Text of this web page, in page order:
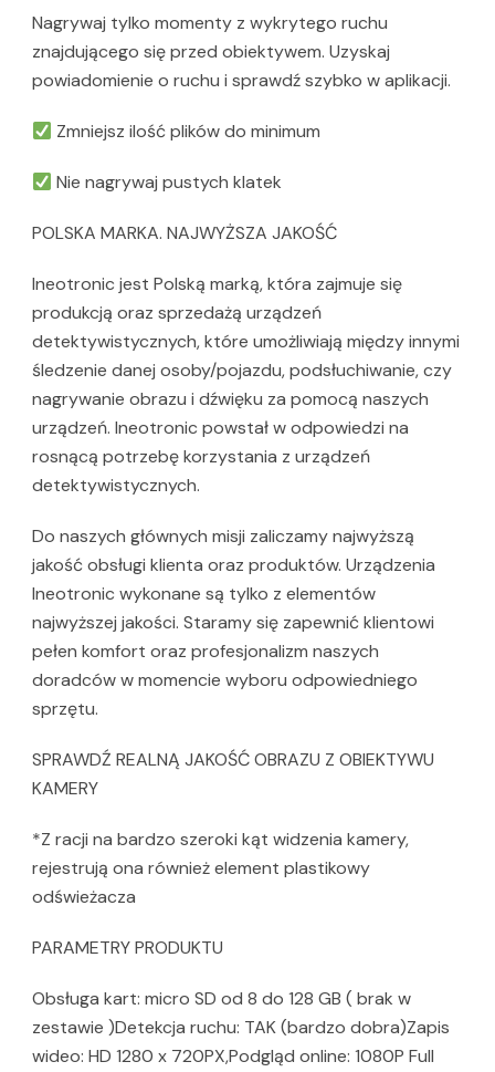
Nagrywaj tylko momenty z wykrytego ruchu
znajdującego się przed obiektywem. Uzyskaj
powiadomienie o ruchu i sprawdź szybko w aplikacji.
Zmniejsz ilość plików do minimum
Nie nagrywaj pustych klatek
POLSKA MARKA. NAJWYŻSZA JAKOŚĆ
Ineotronic jest Polską marką, która zajmuje się
produkcją oraz sprzedażą urządzeń
detektywistycznych, które umożliwiają między innymi
śledzenie danej osoby/pojazdu, podsłuchiwanie, czy
nagrywanie obrazu i dźwięku za pomocą naszych
urządzeń. Ineotronic powstał w odpowiedzi na
rosnącą potrzebę korzystania z urządzeń
detektywistycznych.
Do naszych głównych misji zaliczamy najwyższą
jakość obsługi klienta oraz produktów. Urządzenia
Ineotronic wykonane są tylko z elementów
najwyższej jakości. Staramy się zapewnić klientowi
pełen komfort oraz profesjonalizm naszych
doradców w momencie wyboru odpowiedniego
sprzętu.
SPRAWDŹ REALNĄ JAKOŚĆ OBRAZU Z OBIEKTYWU
KAMERY
*Z racji na bardzo szeroki kąt widzenia kamery,
rejestrują ona również element plastikowy
odświeżacza
PARAMETRY PRODUKTU
Obsługa kart: micro SD od 8 do 128 GB ( brak w
zestawie )Detekcja ruchu: TAK (bardzo dobra)Zapis
wideo: HD 1280 x 720PX,Podgląd online: 1080P Full